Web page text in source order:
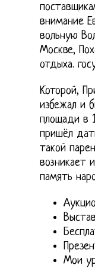
внимание
вольную
Москве,
отдыха.
Которой,
избежал и
площади в
пришёл
такой
возникает
память
Мои